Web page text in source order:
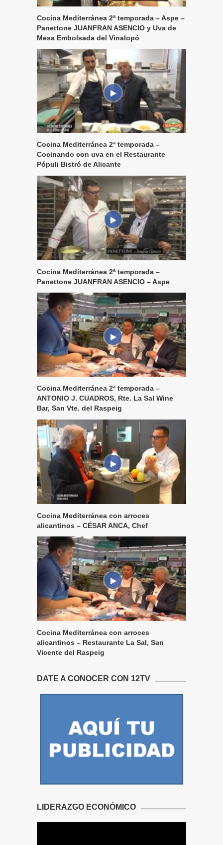
Cocina Mediterránea 2ª temporada – Aspe –
Panettone JUANFRAN ASENCIO y Uva de
Mesa Embolsada del Vinalopó
Cocina Mediterránea 2ª temporada –
Cocinando con uva en el Restaurante
Pópuli Bistró de Alicante
Cocina Mediterránea 2ª temporada –
Panettone JUANFRAN ASENCIO – Aspe
Cocina Mediterránea 2ª temporada –
ANTONIO J. CUADROS, Rte. La Sal Wine
Bar, San Vte. del Raspeig
Cocina Mediterránea con arroces
alicantinos – CÉSAR ANCA, Chef
Cocina Mediterránea con arroces
alicantinos – Restaurante La Sal, San
Vicente del Raspeig
DATE A CONOCER CON 12TV
LIDERAZGO ECONÓMICO